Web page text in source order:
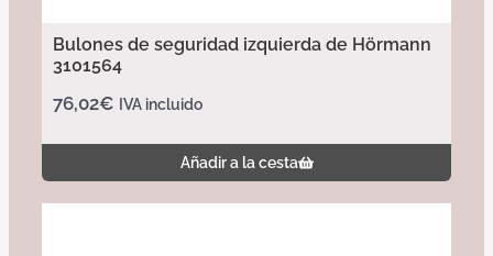
Bulones de seguridad izquierda de Hörmann
3101564
76,02€ IVA incluido
Añadir a la cesta